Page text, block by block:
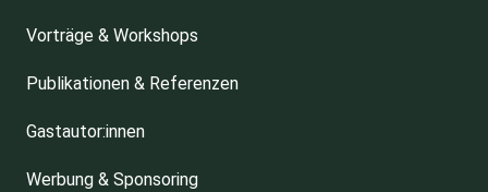
Vorträge & Workshops
Publikationen & Referenzen
Gastautor:innen
Werbung & Sponsoring